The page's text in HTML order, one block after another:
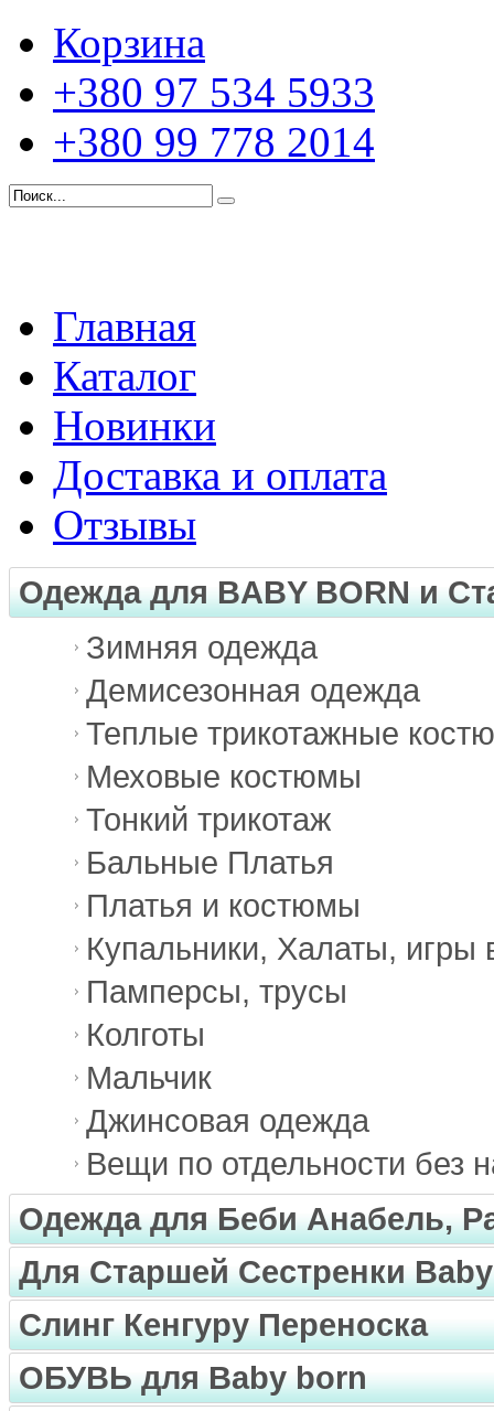
Корзина
+380 97 534 5933
+380 99 778 2014
Главная
Каталог
Новинки
Доставка и оплата
Отзывы
Одежда для BABY BORN и
Зимняя одежда
Демисезонная одежда
Теплые трикотажные
Меховые костюмы
Тонкий трикотаж
Бальные Платья
Платья и костюмы
Купальники, Халаты, игры
Памперсы, трусы
Колготы
Мальчик
Джинсовая одежда
Вещи по отдельности без
Одежда для Беби Анабель,
Для Старшей Сестренки
Слинг Кенгуру Переноска
ОБУВЬ для Baby born